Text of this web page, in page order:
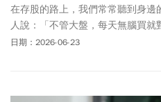
在存股的路上，我們常常聽到身
人說：「不管大盤，每天無腦買
然是看盤勢，買綠不買紅，等下跌
日期：2026-06-23